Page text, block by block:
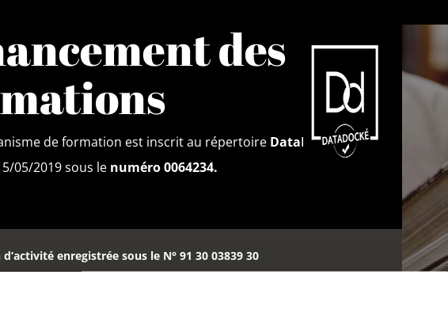
des
de formation est inscrit au répertoire DataDock
05/2019 sous le numéro 0064234.
enregistrée sous le N° 91 30 03839 30
ne vaut pas agrément de l’Etat.